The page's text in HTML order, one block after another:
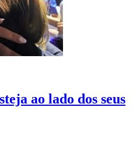
ao lado dos seus